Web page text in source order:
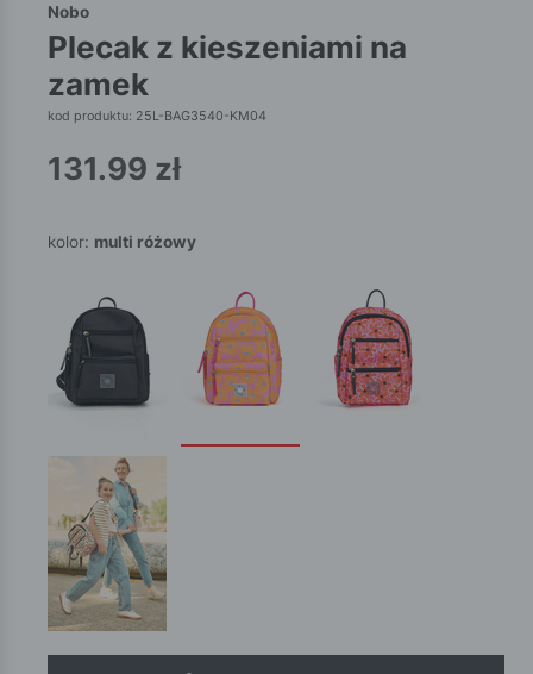
Nobo
plecak z kieszeniami na
zamek
kod produktu: 25L-BAG3540-KM04
131.99 zł
kolor: multi różowy